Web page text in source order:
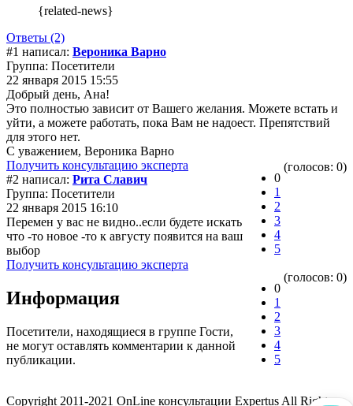
{related-news}
Ответы (2)
#1 написал: Вероника Варно
Группа: Посетители
22 января 2015 15:55
Добрый день, Ана!
Это полностью зависит от Вашего желания. Можете встать и
уйти, а можете работать, пока Вам не надоест. Препятствий
для этого нет.
С уважением, Вероника Варно
Получить консультацию эксперта
0
1
2
3
4
5
(голосов: 0)
#2 написал: Рита Славич
Группа: Посетители
22 января 2015 16:10
Перемен у вас не видно..если будете искать
что -то новое -то к августу появится на ваш
выбор
Получить консультацию эксперта
0
1
2
3
4
5
(голосов: 0)
Информация
Посетители, находящиеся в группе Гости,
не могут оставлять комментарии к данной
публикации.
Copyright 2011-2021 OnLine консультации Expertus All Rights